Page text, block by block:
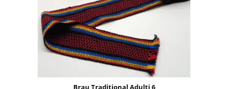
Brau Traditional Adulti 6